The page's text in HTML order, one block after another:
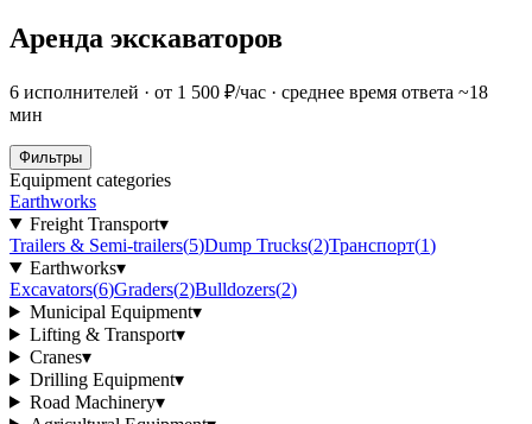
Аренда экскаваторов
6 исполнителей · от 1 500 ₽/час · среднее время ответа ~18
мин
Фильтры
Equipment categories
Earthworks
Freight Transport▾
Trailers & Semi-trailers(5)Dump Trucks(2)Транспорт(1)
Earthworks▾
Excavators(6)Graders(2)Bulldozers(2)
Municipal Equipment▾
Lifting & Transport▾
Cranes▾
Drilling Equipment▾
Road Machinery▾